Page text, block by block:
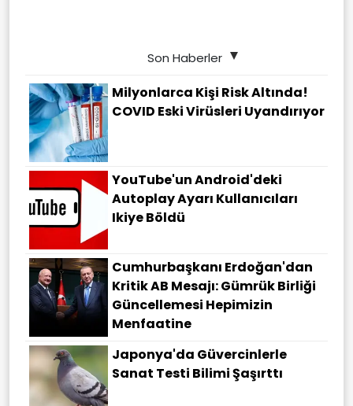
Son Haberler
Milyonlarca Kişi Risk Altında!
COVID Eski Virüsleri Uyandırıyor
YouTube'un Android'deki
Autoplay Ayarı Kullanıcıları
Ikiye Böldü
Cumhurbaşkanı Erdoğan'dan
Kritik AB Mesajı: Gümrük Birliği
Güncellemesi Hepimizin
Menfaatine
Japonya'da Güvercinlerle
Sanat Testi Bilimi Şaşırttı